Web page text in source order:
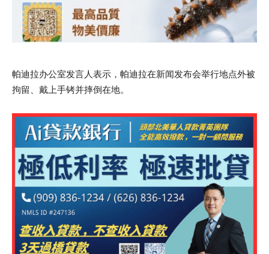
帕迪拉办公室发言人表示，帕迪拉在新闻发布会举行地点外被
拘留、戴上手铐并摔倒在地。